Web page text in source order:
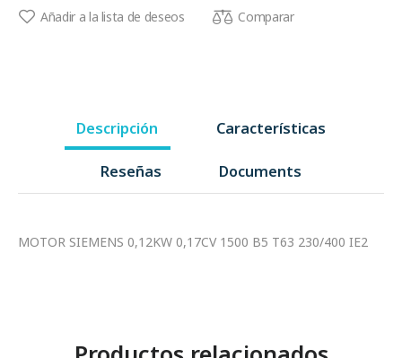
Añadir a la lista de deseos Comparar
Descripción Características
Reseñas Documents
MOTOR SIEMENS 0,12KW 0,17CV 1500 B5 T63 230/400 IE2